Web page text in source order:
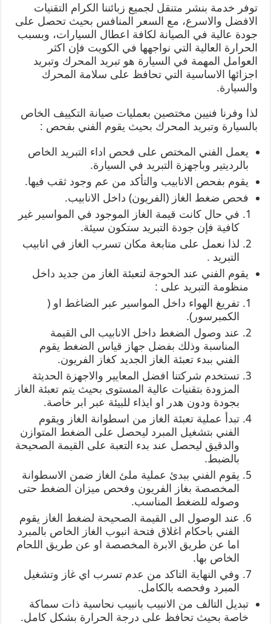
توفر خدمة بنشر متنقل لجميع زبائننا الكرام التقنيات
الافضل والاسرع، مع السعر المنافس بحيث تحصل على
جودة عالية في الصيانة لكافة اعطال السيارات، وبسبب
الحرارة العالية التي نواجهها في الكويت فإن اكثر
العوامل المهمة في السيارة هو تبريد المحرك وتبريد
اجزائها الاساسية التي تحافظ على سلامة المحرك
والسيارة.
لذا وفرنا فنيين مختصين بعمليات صيانة التكييف الخاص
بالسيارة وتبريد المحرك بحيث يقوم الفني بفحص :
يعمل الفني المختص على فحص اداء التبريد الخاص
بالرديتير وباجهزة التبريد في السيارة.
يقوم بفحص الانابيب والتأكد من عم وجود ثقب فيها.
فحص ضغط الغاز (الفريون) داخل الانابيب.
في حال كانت قيمة الغاز الموجود في المواسير غير
كافية فإن جودة التبريد ستكون سيئة.
لذا نعمل على متابعة مكان تسرب الغاز في انابيب
التبريد .
يقوم الفني عند الحوجة لتعبئة الغاز من جديد داخل
منظومة التبريد على :
تفريغ الهواء داخل المواسير عبر الضاغط او (
الكمبرسور).
عند وصول الضغط داخل الانابيب الى القيمة
المناسبة وذلك بفضل جهاز قياس الضغط يقوم
الفني ببدء تعبئة الغاز الجديد كغاز الفريون.
تستخدم شركتنا افضل المعايير والاجهزة الحديثة
المزودة بتقنيات عالية المستوى بحيث يتم تعبئة الغاز
بجودة ودون هدر او ايذاء للبيئة عبر ابر خاصة.
تبدأ عملية تعبئة الغاز من اسطوانة الغاز ويقوم
الفني بتشغيل المبرد ليحصل على الضغط المتوازن
والدقيق ليحصل عند بدء التعبة على القيمة الصحيحة
بالضبط.
يقوم الفني ببدئ عملية ملئ الغاز ضمن الاسطوانة
المخصصة بغاز الفريون وفحص ميزان الضغط حتى
وصوله للضغط المناسب.
عند الوصول الى القيمة الصحيحة لضغط الغاز يقوم
الفني باحكام اغلاق فتحة انبوب الغاز الخاص بالمبرد
اما عن طريق الابرة المخصصة او عن طريق اللحام
الخاص بها.
وفي النهاية التاكد من عدم تسرب اي غاز وتشغيل
المبرد وفحصه بالكامل.
تبديل التالف من الانبيب بانبيب نحاسية ذات سماكة
خاصة بحيث تحافظ على درجة الحرارة بشكل كامل.